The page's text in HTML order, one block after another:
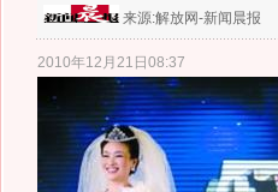
来源:解放网-新闻晨报
2010年12月21日08:37